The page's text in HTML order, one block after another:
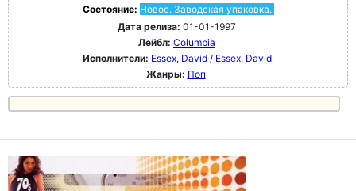
Состояние: Новое. Заводская упаковка.
Дата релиза: 01-01-1997
Лейбл: Columbia
Исполнители: Essex, David / Essex, David
Жанры: Поп